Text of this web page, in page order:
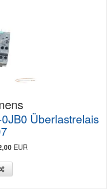
Überlastrelais
EUR